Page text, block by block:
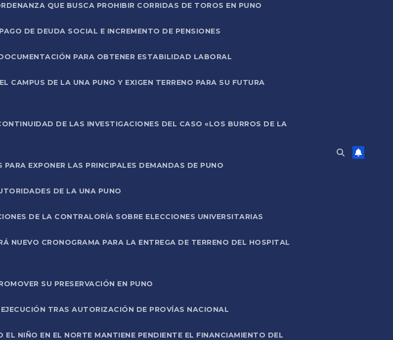
QUE BUSCA PROHIBIR CORRIDAS DE TOROS EN PUNO
DE DEUDA SOCIAL E INCREMENTO DE PENSIONES
PARA OBTENER ESTABILIDAD LABORAL
CAMPUS DE LA UNA PUNO Y EXIGEN TERRENO PARA SU FUTURA
DE LAS INVESTIGACIONES DEL CASO «LOS BURROS DE LA
EXPONER LAS PRINCIPALES DEMANDAS DE PUNO
DE LA UNA PUNO
DE LA CONTRALORÍA SOBRE ELECCIONES UNIVERSITARIAS
NUEVO CRONOGRAMA PARA LA ENTREGA DE TERRENO DEL HOSPITAL
SU PRESERVACIÓN EN PUNO
TRAS AUTORIZACIÓN DE PROVÍAS NACIONAL
NIÑO EN EL NORTE MANTIENE PENDIENTE EL FINANCIAMIENTO DEL